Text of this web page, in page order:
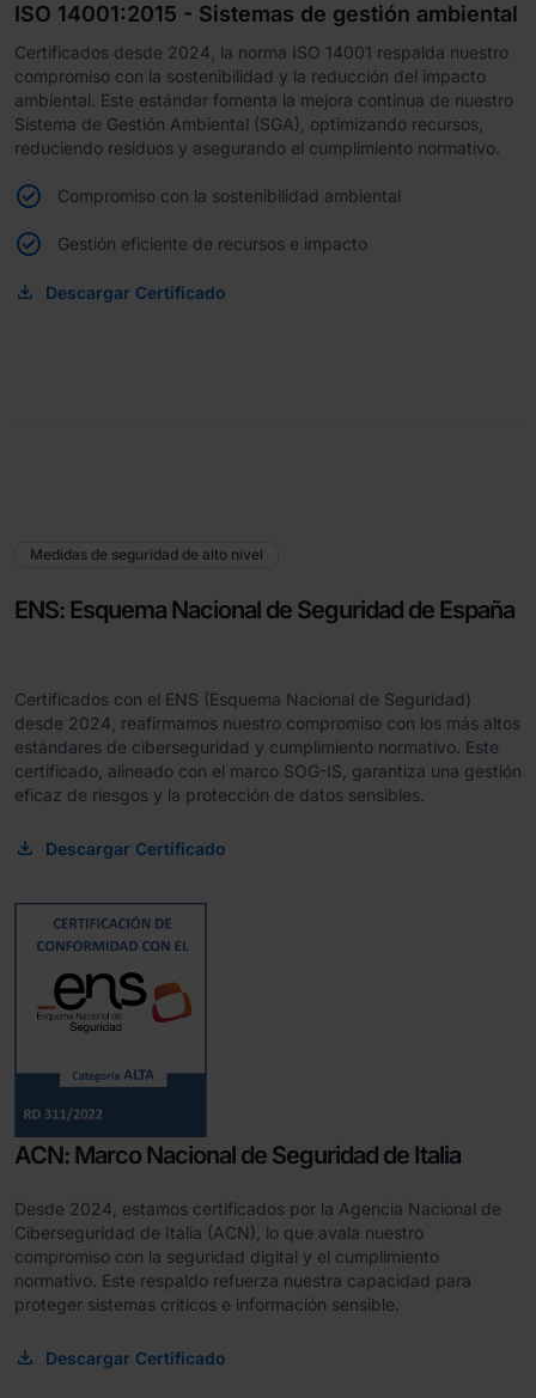
ISO 14001:2015 - Sistemas de gestión ambiental
Certificados desde 2024, la norma ISO 14001 respalda nuestro
compromiso con la sostenibilidad y la reducción del impacto
ambiental. Este estándar fomenta la mejora continua de nuestro
Sistema de Gestión Ambiental (SGA), optimizando recursos,
reduciendo residuos y asegurando el cumplimiento normativo.
Compromiso con la sostenibilidad ambiental
Gestión eficiente de recursos e impacto
Descargar Certificado
Medidas de seguridad de alto nivel
ENS: Esquema Nacional de Seguridad de España
Certificados con el ENS (Esquema Nacional de Seguridad)
desde 2024, reafirmamos nuestro compromiso con los más altos
estándares de ciberseguridad y cumplimiento normativo. Este
certificado, alineado con el marco SOG-IS, garantiza una gestión
eficaz de riesgos y la protección de datos sensibles.
Descargar Certificado
ACN: Marco Nacional de Seguridad de Italia
Desde 2024, estamos certificados por la Agencia Nacional de
Ciberseguridad de Italia (ACN), lo que avala nuestro
compromiso con la seguridad digital y el cumplimiento
normativo. Este respaldo refuerza nuestra capacidad para
proteger sistemas críticos e información sensible.
Descargar Certificado